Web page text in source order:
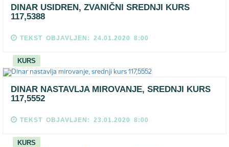
DINAR USIDREN, ZVANIČNI SREDNJI KURS
117,5388
TEKST OBJAVLJEN: 24.01.2020 8:00
KURS
DINAR NASTAVLJA MIROVANJE, SREDNJI KURS
117,5552
TEKST OBJAVLJEN: 23.01.2020 8:00
KURS